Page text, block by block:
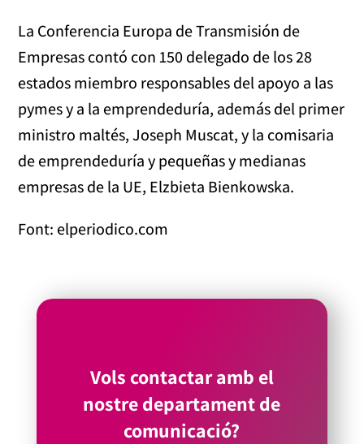
La Conferencia Europa de Transmisión de
Empresas contó con 150 delegado de los 28
estados miembro responsables del apoyo a las
pymes y a la emprendeduría, además del primer
ministro maltés, Joseph Muscat, y la comisaria
de emprendeduría y pequeñas y medianas
empresas de la UE, Elzbieta Bienkowska.
Font: elperiodico.com
Vols contactar amb el
nostre departament de
comunicació?